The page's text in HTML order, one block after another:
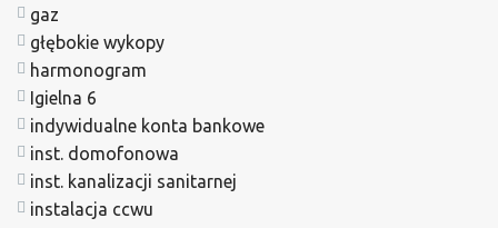
gaz
głębokie wykopy
harmonogram
Igielna 6
indywidualne konta bankowe
inst. domofonowa
inst. kanalizacji sanitarnej
instalacja ccwu